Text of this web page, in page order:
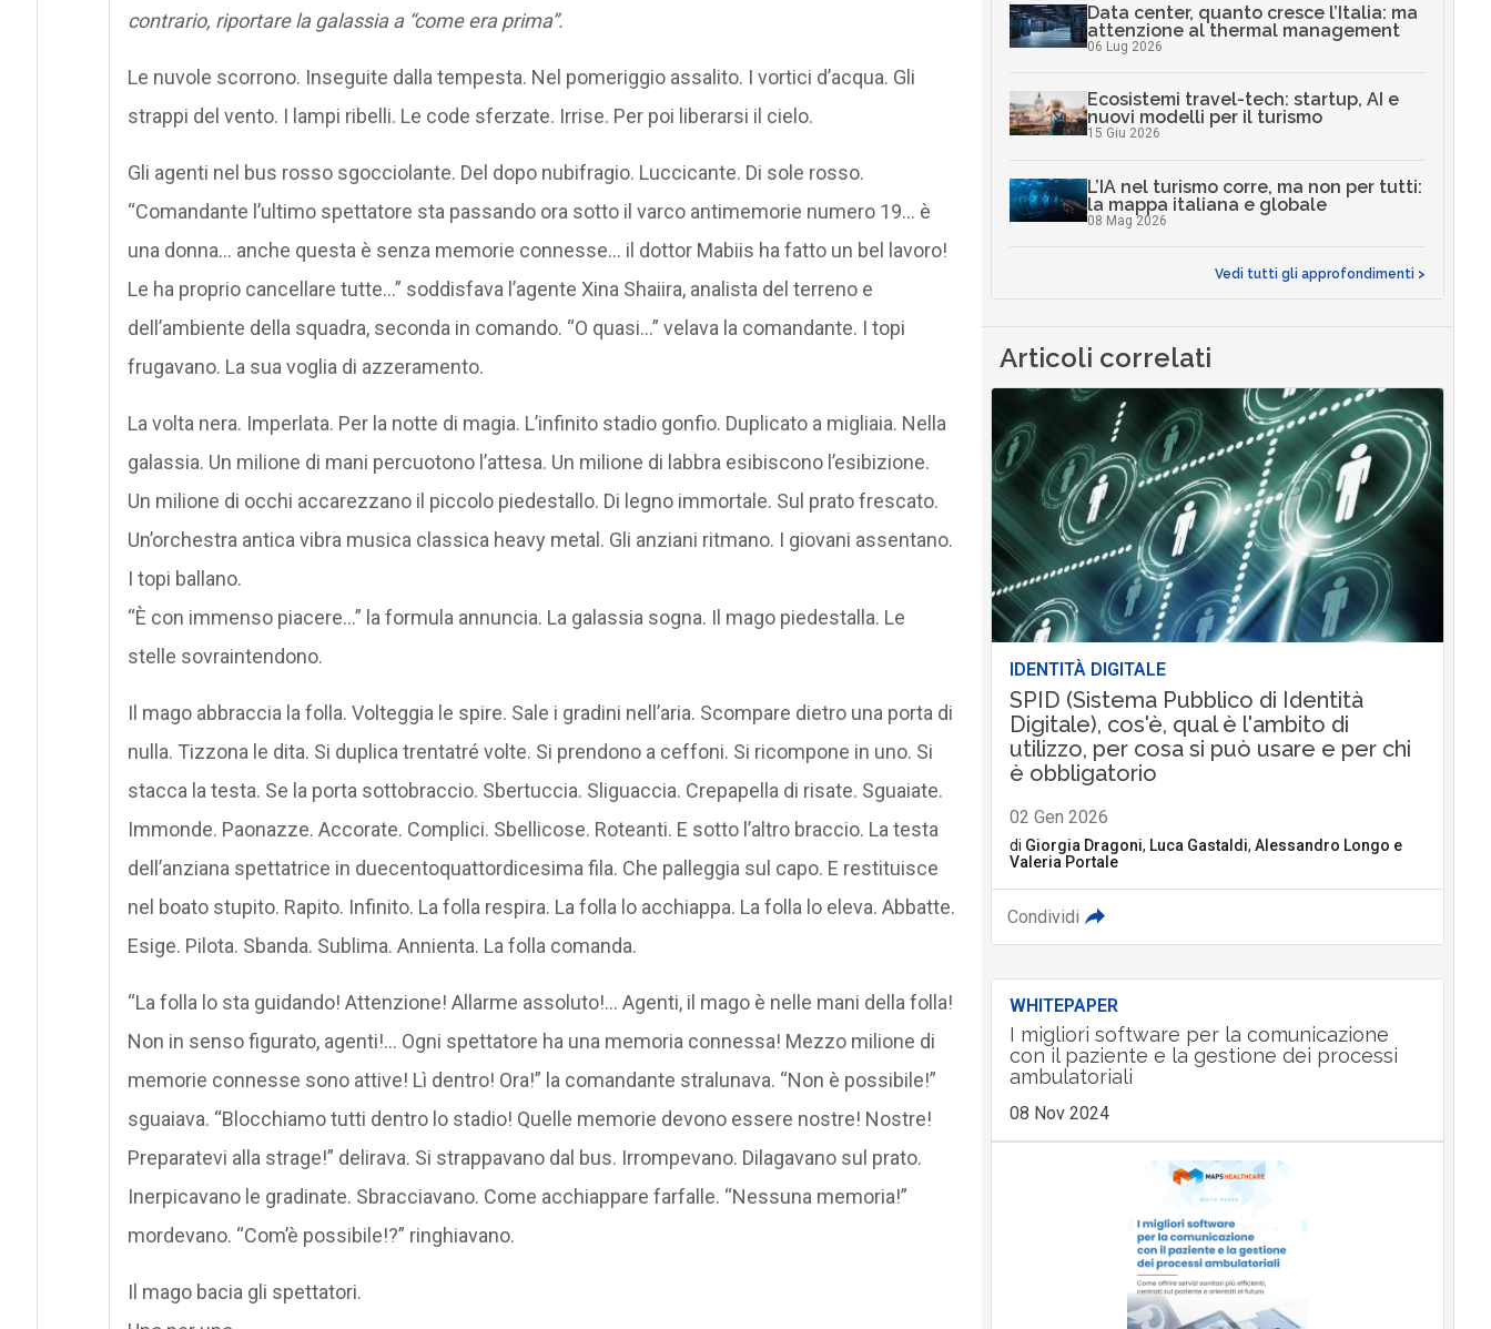
contrario, riportare la galassia a “come era prima”.
Le nuvole scorrono. Inseguite dalla tempesta. Nel pomeriggio assalito. I vortici d’acqua. Gli
strappi del vento. I lampi ribelli. Le code sferzate. Irrise. Per poi liberarsi il cielo.
Gli agenti nel bus rosso sgocciolante. Del dopo nubifragio. Luccicante. Di sole rosso.
“Comandante l’ultimo spettatore sta passando ora sotto il varco antimemorie numero 19… è
una donna… anche questa è senza memorie connesse… il dottor Mabiis ha fatto un bel lavoro!
Le ha proprio cancellare tutte…” soddisfava l’agente Xina Shaiira, analista del terreno e
dell’ambiente della squadra, seconda in comando. “O quasi…” velava la comandante. I topi
frugavano. La sua voglia di azzeramento.
La volta nera. Imperlata. Per la notte di magia. L’infinito stadio gonfio. Duplicato a migliaia. Nella
galassia. Un milione di mani percuotono l’attesa. Un milione di labbra esibiscono l’esibizione.
Un milione di occhi accarezzano il piccolo piedestallo. Di legno immortale. Sul prato frescato.
Un’orchestra antica vibra musica classica heavy metal. Gli anziani ritmano. I giovani assentano.
I topi ballano.
“È con immenso piacere…” la formula annuncia. La galassia sogna. Il mago piedestalla. Le
stelle sovraintendono.
Il mago abbraccia la folla. Volteggia le spire. Sale i gradini nell’aria. Scompare dietro una porta di
nulla. Tizzona le dita. Si duplica trentatré volte. Si prendono a ceffoni. Si ricompone in uno. Si
stacca la testa. Se la porta sottobraccio. Sbertuccia. Sliguaccia. Crepapella di risate. Sguaiate.
Immonde. Paonazze. Accorate. Complici. Sbellicose. Roteanti. E sotto l’altro braccio. La testa
dell’anziana spettatrice in duecentoquattordicesima fila. Che palleggia sul capo. E restituisce
nel boato stupito. Rapito. Infinito. La folla respira. La folla lo acchiappa. La folla lo eleva. Abbatte.
Esige. Pilota. Sbanda. Sublima. Annienta. La folla comanda.
“La folla lo sta guidando! Attenzione! Allarme assoluto!… Agenti, il mago è nelle mani della folla!
Non in senso figurato, agenti!… Ogni spettatore ha una memoria connessa! Mezzo milione di
memorie connesse sono attive! Lì dentro! Ora!” la comandante stralunava. “Non è possibile!”
sguaiava. “Blocchiamo tutti dentro lo stadio! Quelle memorie devono essere nostre! Nostre!
Preparatevi alla strage!” delirava. Si strappavano dal bus. Irrompevano. Dilagavano sul prato.
Inerpicavano le gradinate. Sbracciavano. Come acchiappare farfalle. “Nessuna memoria!”
mordevano. “Com’è possibile!?” ringhiavano.
Il mago bacia gli spettatori.
Data center, quanto cresce l’Italia: ma
attenzione al thermal management
06 Lug 2026
Ecosistemi travel-tech: startup, AI e
nuovi modelli per il turismo
15 Giu 2026
L’IA nel turismo corre, ma non per tutti:
la mappa italiana e globale
08 Mag 2026
Vedi tutti gli approfondimenti >
Articoli correlati
IDENTITÀ DIGITALE
SPID (Sistema Pubblico di Identità
Digitale), cos'è, qual è l'ambito di
utilizzo, per cosa si può usare e per chi
è obbligatorio
02 Gen 2026
di Giorgia Dragoni, Luca Gastaldi, Alessandro Longo e
Valeria Portale
Condividi
WHITEPAPER
I migliori software per la comunicazione
con il paziente e la gestione dei processi
ambulatoriali
08 Nov 2024